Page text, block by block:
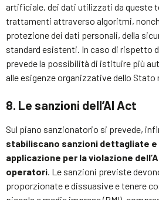
artificiale, dei dati utilizzati da queste
trattamenti attraverso algoritmi,
protezione dei dati personali, della
standard esistenti. In caso di rispetto
prevede la possibilità di istituire più
alle esigenze organizzative dello Stato
8. Le sanzioni dell’AI Act
Sul piano sanzionatorio si prevede,
stabiliscano sanzioni dettagliate e
applicazione per la violazione
operatori. Le sanzioni previste
proporzionate e dissuasive e tenere